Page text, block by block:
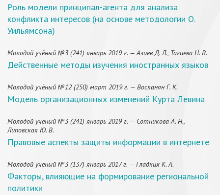
Роль модели принципал-агента для анализа
конфликта интересов (на основе методологии О.
Уильямсона)
Молодой учёный №3 (241) январь 2019 г. — Азиев Д. Л., Тагиева Н. В.
Действенные методы изучения иностранных языков
Молодой учёный №12 (250) март 2019 г. — Восканян Г. К.
Модель организационных изменений Курта Левина
Молодой учёный №3 (241) январь 2019 г. — Сотникова А. Н.,
Липовская Ю. В.
Правовые аспекты защиты информации в интернете
Молодой учёный №3 (137) январь 2017 г. — Гладких К. А.
Факторы, влияющие на формирование региональной
политики